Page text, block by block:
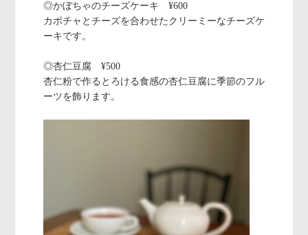
◎かぼちゃのチーズケーキ ¥600
カボチャとチーズを合わせたクリーミーなチーズケ
ーキです。
◎杏仁豆腐 ¥500
杏仁粉で作るとろける食感の杏仁豆腐に季節のフル
ーツを飾ります。